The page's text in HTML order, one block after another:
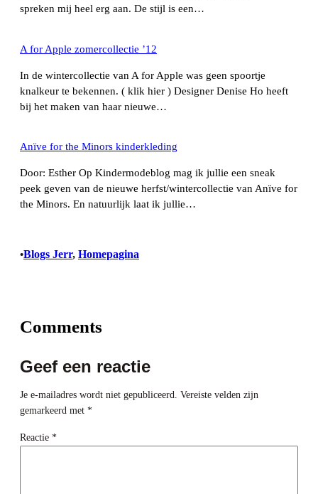
spreken mij heel erg aan. De stijl is een…
A for Apple zomercollectie ’12
In de wintercollectie van A for Apple was geen spoortje
knalkeur te bekennen. ( klik hier ) Designer Denise Ho heeft
bij het maken van haar nieuwe…
Anïve for the Minors kinderkleding
Door: Esther Op Kindermodeblog mag ik jullie een sneak
peek geven van de nieuwe herfst/wintercollectie van Anïve for
the Minors. En natuurlijk laat ik jullie…
•Blogs Jerr, Homepagina
Comments
Geef een reactie
Je e-mailadres wordt niet gepubliceerd. Vereiste velden zijn
gemarkeerd met *
Reactie *